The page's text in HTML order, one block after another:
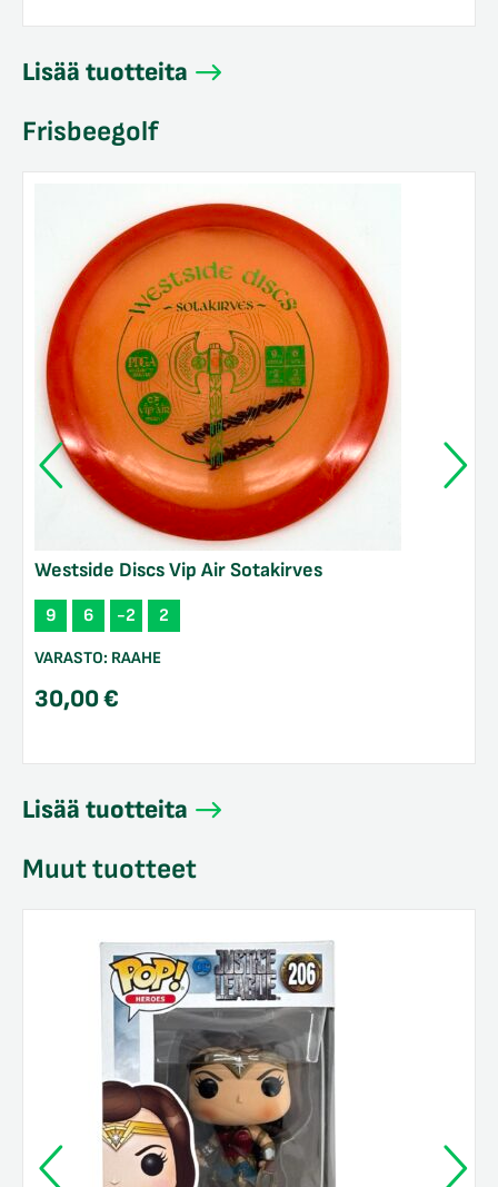
Lisää tuotteita
Frisbeegolf
Westside Discs Vip Air Sotakirves
9 6 -2 2
VARASTO: RAAHE
30,00€
Lisää tuotteita
Muut tuotteet